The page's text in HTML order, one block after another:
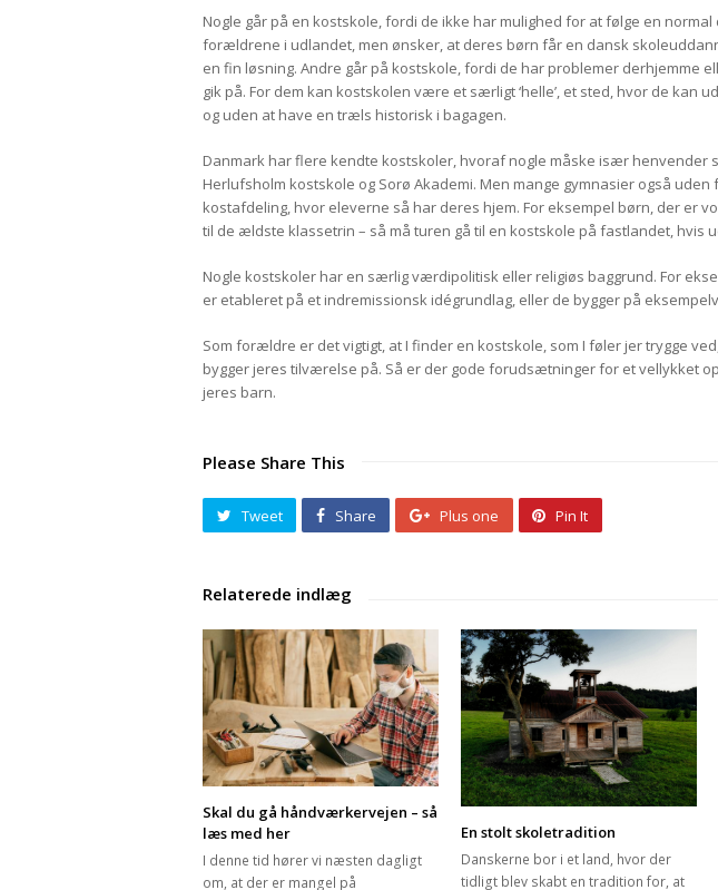
Nogle går på en kostskole, fordi de ikke har mulighed for at følge en
forældrene i udlandet, men ønsker, at deres børn får en dansk
en fin løsning. Andre går på kostskole, fordi de har problemer derhjemme
gik på. For dem kan kostskolen være et særligt ‘helle’, et sted, hvor de kan
og uden at have en træls historisk i bagagen.
Danmark har flere kendte kostskoler, hvoraf nogle måske især henvender
Herlufsholm kostskole og Sorø Akademi. Men mange gymnasier også
kostafdeling, hvor eleverne så har deres hjem. For eksempel børn, der er
til de ældste klassetrin – så må turen gå til en kostskole på fastlandet, hvis
Nogle kostskoler har en særlig værdipolitisk eller religiøs baggrund. For
er etableret på et indremissionsk idégrundlag, eller de bygger på
Som forældre er det vigtigt, at I finder en kostskole, som I føler jer trygge
bygger jeres tilværelse på. Så er der gode forudsætninger for et vellykket
jeres barn.
Please Share This
Tweet Share Plus one Pin It
Skal du gå håndværkervejen – så
læs med her
I denne tid hører vi næsten dagligt
om, at der er mangel på
En stolt skoletradition
Danskerne bor i et land, hvor der
tidligt blev skabt en tradition for, at